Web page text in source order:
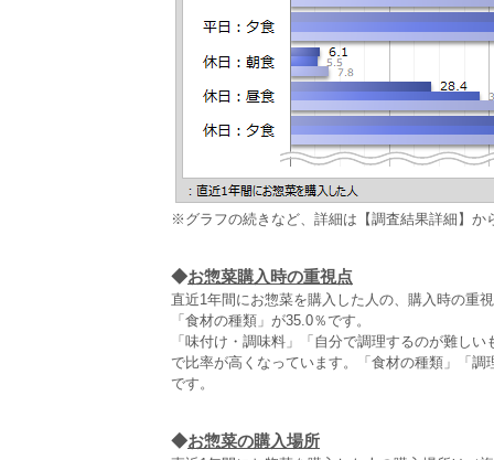
※グラフの続きなど、詳細は【調査結果詳細】か
◆お惣菜購入時の重視点
直近1年間にお惣菜を購入した人の、購入時の重
「食材の種類」が35.0％です。
「味付け・調味料」「自分で調理するのが難し
で比率が高くなっています。「食材の種類」「
です。
◆お惣菜の購入場所